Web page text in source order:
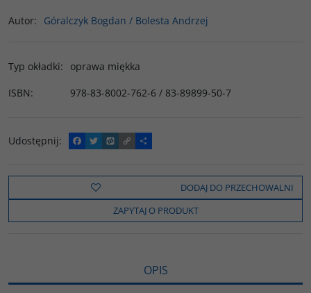
Autor: Góralczyk Bogdan / Bolesta Andrzej
Typ okładki:
oprawa miękka
ISBN: 978-83-8002-762-6 / 83-89899-50-7
Udostępnij:
F
a
e
o
k
T
w
t
t
e
W
y
o
C
o
y
i
n
k
P
o
z
e
l
s
DODAJ DO PRZECHOWALNI
ZAPYTAJ O PRODUKT
OPIS